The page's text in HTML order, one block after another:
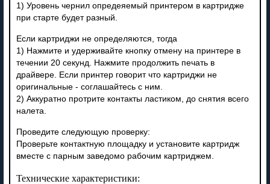
1) Уровень чернил опредеяемый принтером в картридже
при старте будет разный.
Если картриджи не определяются, тогда
1) Нажмите и удерживайте кнопку отмену на принтере в
течении 20 секунд. Нажмите продолжить печать в
драйвере. Если принтер говорит что картриджи не
оригинальные - соглашайтесь с ним.
2) Аккуратно протрите контакты ластиком, до снятия всего
налета.
Проведите следующую проверку:
Проверьте контактную площадку и установите картридж
вместе с парным заведомо рабочим картриджем.
Технические характеристики: